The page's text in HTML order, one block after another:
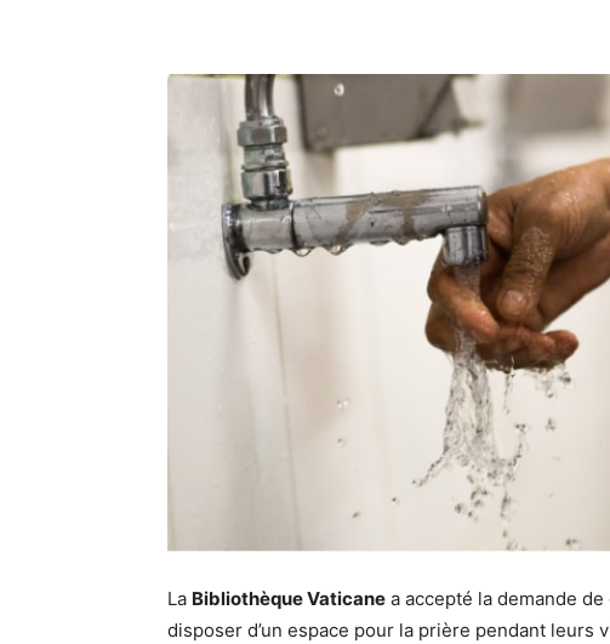
La Bibliothèque Vaticane a accepté la demande
disposer d’un espace pour la prière pendant leurs